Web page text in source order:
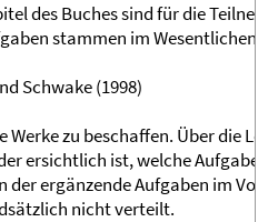
des Buches sind für die
stammen im Wesentlichen
Schwake (1998)
Werke zu beschaffen. Über die
ersichtlich ist, welche
der ergänzende Aufgaben im
nicht verteilt.